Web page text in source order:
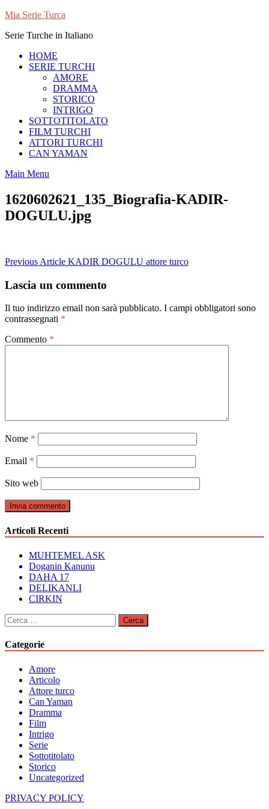
Skip
content
Mia Serie Turca
Serie Turche in Italiano
HOME
SERIE TURCHI
AMORE
DRAMMA
STORICO
INTRIGO
SOTTOTITOLATO
FILM TURCHI
ATTORI TURCHI
CAN YAMAN
Main Menu
1620602621_135_Biografia-KADIR-
DOGULU.jpg
Navigazione
articoli
Previous Article KADIR DOGULU attore turco
Lascia un commento
Il tuo indirizzo email non sarà pubblicato. I campi obbligatori sono
contrassegnati *
Commento *
Nome *
Email *
Sito web
Articoli Recenti
MUHTEMEL ASK
Doganin Kanunu
DAHA 17
DELIKANLI
CIRKIN
Ricerca
per:
Categorie
Amore
Articolo
Attore turco
Can Yaman
Dramma
Film
Intrigo
Serie
Sottotitolato
Storico
Uncategorized
PRIVACY POLICY